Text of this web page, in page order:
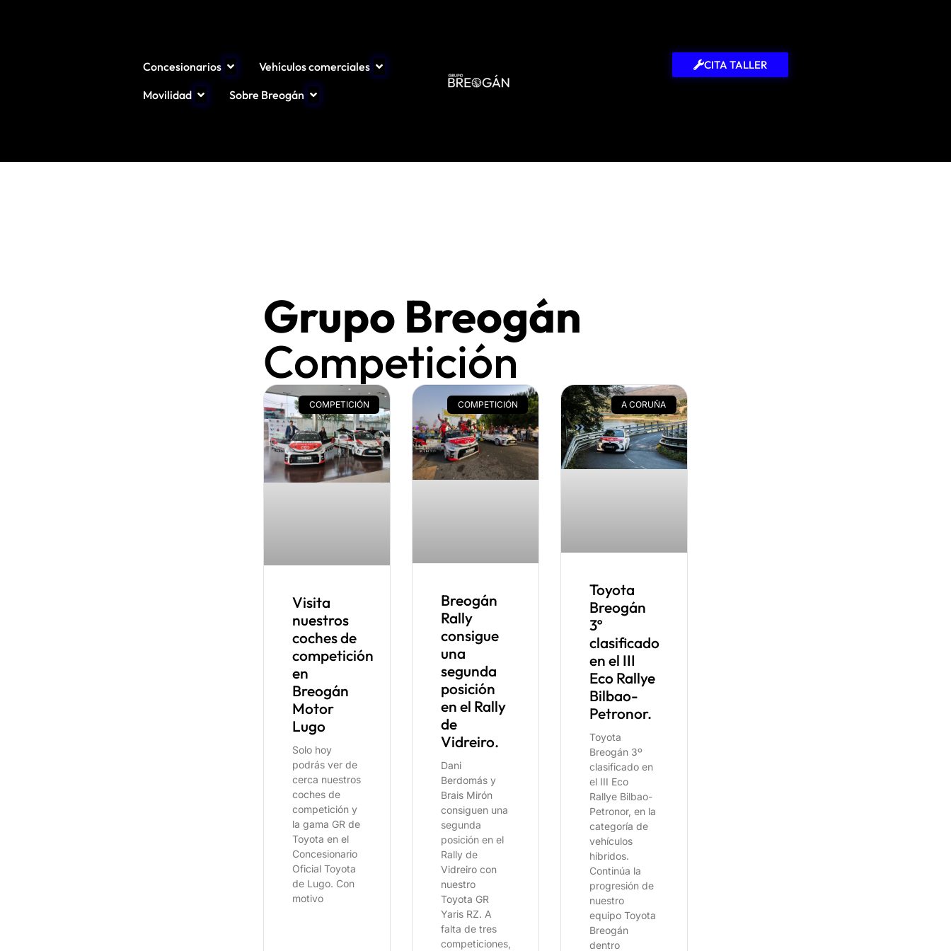
Concesionarios
Vehículos comerciales
Movilidad
Sobre Breogán
CITA TALLER
Grupo Breogán
Competición
COMPETICIÓN
Visita
nuestros
coches de
competición
en
Breogán
Motor
Lugo
Solo hoy
podrás ver de
cerca nuestros
coches de
competición y
la gama GR de
Toyota en el
Concesionario
Oficial Toyota
de Lugo. Con
motivo
COMPETICIÓN
Breogán
Rally
consigue
una
segunda
posición
en el Rally
de
Vidreiro.
Dani
Berdomás y
Brais Mirón
consiguen una
segunda
posición en el
Rally de
Vidreiro con
nuestro
Toyota GR
Yaris RZ. A
falta de tres
competiciones,
A CORUÑA
Toyota
Breogán
3º
clasificado
en el III
Eco Rallye
Bilbao-
Petronor.
Toyota
Breogán 3º
clasificado en
el III Eco
Rallye Bilbao-
Petronor, en la
categoría de
vehículos
híbridos.
Continúa la
progresión de
nuestro
equipo Toyota
Breogán
dentro